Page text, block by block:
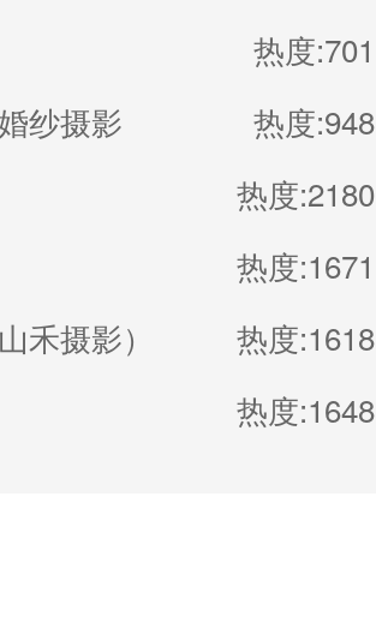
热度:701
纱摄影
热度:948
热度:2180
热度:1671
禾摄影）
热度:1618
热度:1648